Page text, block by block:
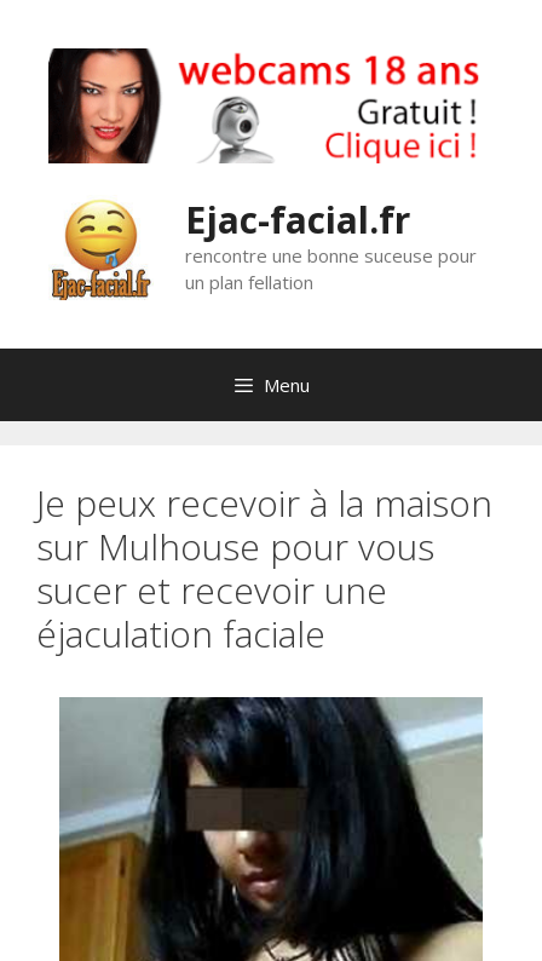
contenu
Ejac-facial.fr
rencontre une bonne suceuse pour
un plan fellation
Menu
Je peux recevoir à la maison
sur Mulhouse pour vous
sucer et recevoir une
éjaculation faciale